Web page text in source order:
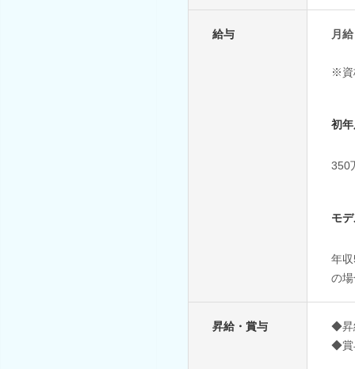
給与 月
※資
初
350
モ
年
の
昇給・賞与
◆昇
◆賞